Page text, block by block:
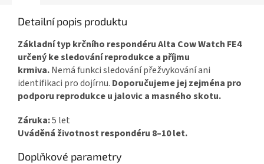
Detailní popis produktu
Základní typ krčního respondéru Alta Cow Watch FE4
určený ke sledování reprodukce a příjmu
krmiva.Nemá funkci sledování přežvykování ani
identifikaci pro dojírnu. Doporučujeme jej zejména pro
podporu reprodukce u jalovic a masného skotu.
Záruka:5 let
Uváděná životnost respondéru 8–10 let.
Doplňkové parametry